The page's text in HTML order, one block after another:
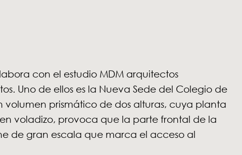
con el estudio MDM arquitectos
Uno de ellos es la Nueva Sede del Colegio de
volumen prismático de dos alturas, cuya planta
voladizo, provoca que la parte frontal de la
de gran escala que marca el acceso al